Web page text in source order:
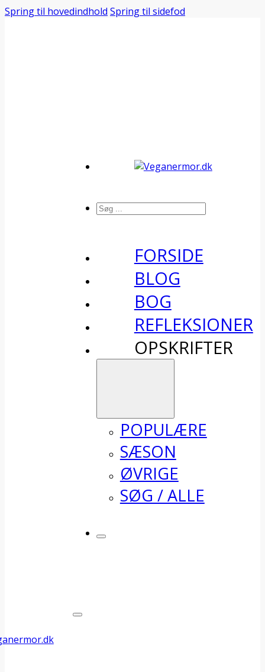
Spring til hovedindhold Spring til sidefod
Søg
FORSIDE
BLOG
BOG
REFLEKSIONER
OPSKRIFTER
POPULÆRE
SÆSON
ØVRIGE
SØG / ALLE